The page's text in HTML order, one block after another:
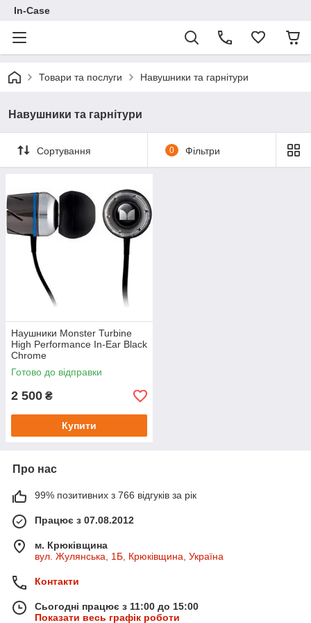
In-Case
Товари та послуги Навушники та гарнітури
Навушники та гарнітури
Сортування 0 Фільтри
Наушники Monster Turbine
High Performance In-Ear Black
Chrome
Готово до відправки
2 500 ₴
Купити
Про нас
99% позитивних з 766 відгуків за рік
Працює з 07.08.2012
м. Крюківщина
вул. Жулянська, 1Б, Крюківщина, Україна
Контакти
Сьогодні працює з 11:00 до 15:00
Показати весь графік роботи